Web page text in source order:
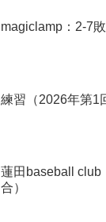
magiclamp：2-7
練習（2026年第1
蓮田baseball club
合）